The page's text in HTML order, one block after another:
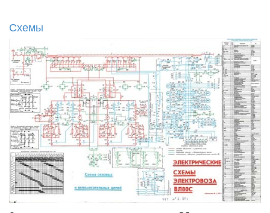
Схемы